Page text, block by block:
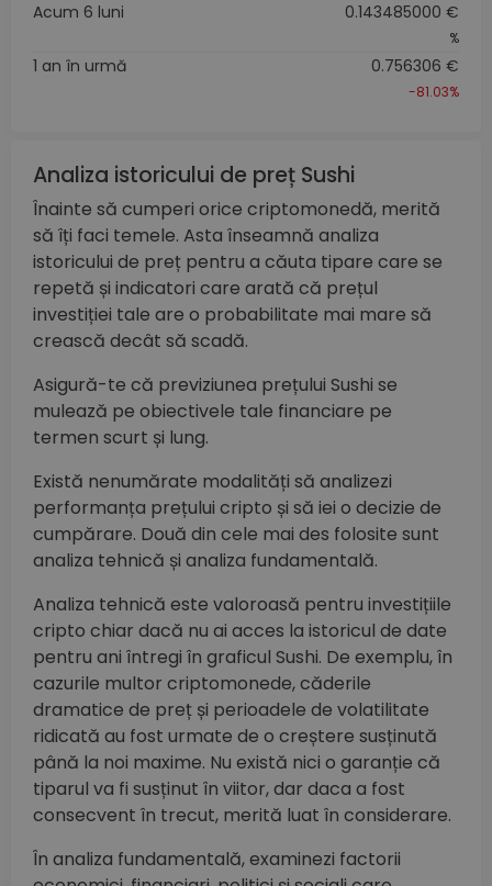
Acum 6 luni 0.143485000 €
%
1 an în urmă 0.756306 €
-81.03%
Analiza istoricului de preț Sushi
Înainte să cumperi orice criptomonedă, merită
să îți faci temele. Asta înseamnă analiza
istoricului de preț pentru a căuta tipare care se
repetă și indicatori care arată că prețul
investiției tale are o probabilitate mai mare să
crească decât să scadă.
Asigură-te că previziunea prețului Sushi se
mulează pe obiectivele tale financiare pe
termen scurt și lung.
Există nenumărate modalități să analizezi
performanța prețului cripto și să iei o decizie de
cumpărare. Două din cele mai des folosite sunt
analiza tehnică și analiza fundamentală.
Analiza tehnică este valoroasă pentru investițiile
cripto chiar dacă nu ai acces la istoricul de date
pentru ani întregi în graficul Sushi. De exemplu, în
cazurile multor criptomonede, căderile
dramatice de preț și perioadele de volatilitate
ridicată au fost urmate de o creștere susținută
până la noi maxime. Nu există nici o garanție că
tiparul va fi susținut în viitor, dar daca a fost
consecvent în trecut, merită luat în considerare.
În analiza fundamentală, examinezi factorii